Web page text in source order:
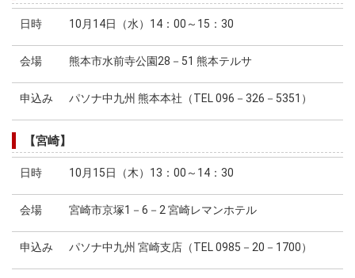
日時 10月14日（水）14：00～15：30
会場 熊本市水前寺公園28－51 熊本テルサ
申込み パソナ中九州 熊本本社（TEL 096－326－5351）
【宮崎】
日時 10月15日（木）13：00～14：30
会場 宮崎市京塚1－6－2 宮崎レマンホテル
申込み パソナ中九州 宮崎支店（TEL 0985－20－1700）